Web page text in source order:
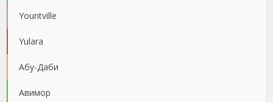
Yountville
Yulara
Абу-Даби
Авимор